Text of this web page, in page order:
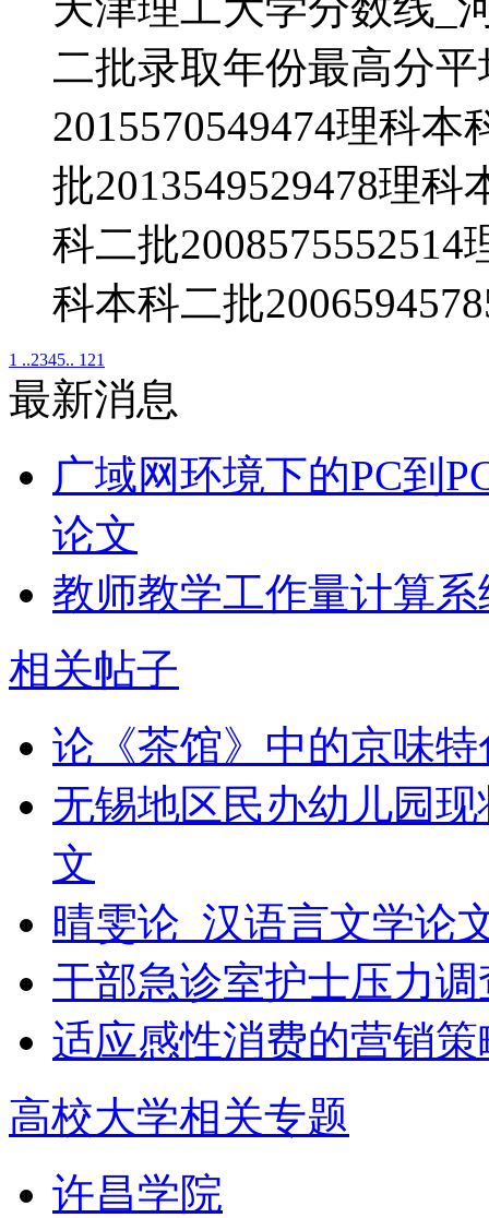
二批录取年份最高分
2015570549474理科
批2013549529478理科
科二批2008575552514
科本科二批
1 ..2345.. 121
最新消息
广域网环境下的PC到
论文
教师教学工作量计算
相关帖子
论《茶馆》中的京味
无锡地区民办幼儿园
文
晴雯论_汉语言文学论
干部急诊室护士压力
适应感性消费的营销
高校大学相关专题
许昌学院